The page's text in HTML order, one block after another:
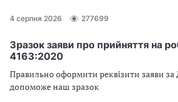
4 серпня 2026 277699
Зразок заяви про прийняття на
4163:2020
Правильно оформити реквізити заяви за
допоможе наш зразок